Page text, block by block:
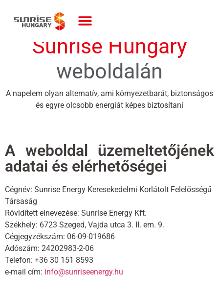
Üdvözöljük
Sunrise Hungary
weboldalán
A napelem olyan alternatív, ami környezetbarát, biztonságos
és egyre olcsobb energiát képes biztosítani
A weboldal üzemeltetőjének
adatai és elérhetőségei
Cégnév: Sunrise Energy Keresekedelmi Korlátolt Felelősségű
Társaság
Rövidített elnevezése: Sunrise Energy Kft.
Székhely: 6723 Szeged, Vajda utca 3. II. em. 9.
Cégjegyzékszám: 06-09-019686
Adószám: 24202983-2-06
Telefon: +36 30 151 8593
e-mail cím: info@sunriseenergy.hu